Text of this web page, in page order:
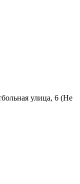
улица, 6 (Не